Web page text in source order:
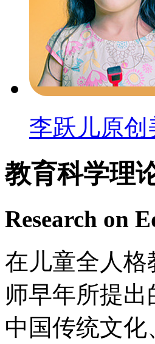
李跃儿原创
教育科学理
Research on
在儿童全人
师早年所提
中国传统文